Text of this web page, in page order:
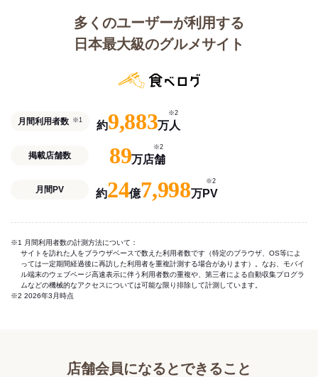
多くのユーザーが利用する
日本最大級のグルメサイト
月間利用者数 ※1 約9,883万人
※2
掲載店舗数 89万店舗
※2
月間PV 約24億7,998万PV
※2
※1 月間利用者数の計測方法について：
サイトを訪れた人をブラウザベースで数えた利用者数です（特定のブラウザ、OS等によ
っては一定期間経過後に再訪した利用者を重複計測する場合があります）。なお、モバイ
ル端末のウェブページ高速表示に伴う利用者数の重複や、第三者による自動収集プログラ
ムなどの機械的なアクセスについては可能な限り排除して計測しています。
※2 2026年3月時点
店舗会員になるとできること